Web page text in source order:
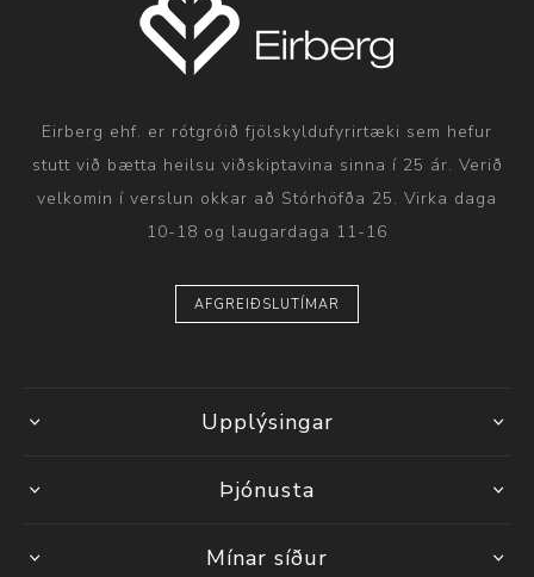
Eirberg ehf. er rótgróið fjölskyldufyrirtæki sem hefur
stutt við bætta heilsu viðskiptavina sinna í 25 ár. Verið
velkomin í verslun okkar að Stórhöfða 25. Virka daga
10-18 og laugardaga 11-16
AFGREIÐSLUTÍMAR
Upplýsingar
Þjónusta
Mínar síður